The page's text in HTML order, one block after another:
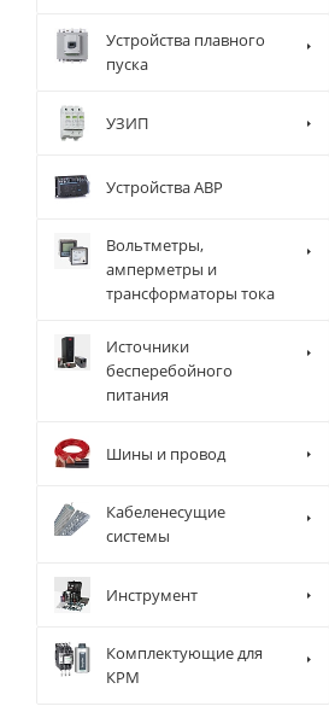
Устройства плавного
пуска
УЗИП
Устройства АВР
Вольтметры,
амперметры и
трансформаторы тока
Источники
бесперебойного
питания
Шины и провод
Кабеленесущие
системы
Инструмент
Комплектующие для
КРМ